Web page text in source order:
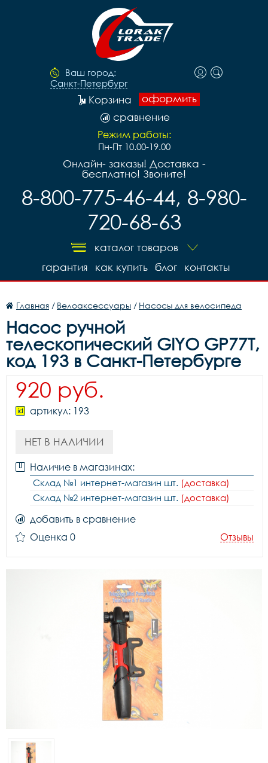
Ваш город:
Санкт-Петербург
оформить
Корзина
сравнение
Режим работы:
Пн-Пт 10.00-19.00
Онлайн- заказы! Доставка -
бесплатно! Звоните!
8-800-775-46-44, 8-980-
720-68-63
каталог товаров
контакты
блог
как купить
гарантия
Главная / Велоаксессуары / Насосы для велосипеда
Насос ручной
телескопический GIYO GP77T,
код 193 в Санкт-Петербурге
920 руб.
артикул: 193
НЕТ В НАЛИЧИИ
Наличие в магазинах:
Склад №1 интернет-магазин шт. (доставка)
Склад №2 интернет-магазин шт. (доставка)
добавить в сравнение
Оценка 0
Отзывы